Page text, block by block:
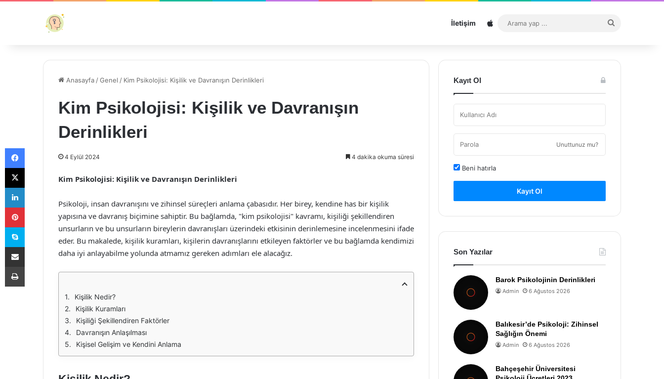
İletişim Sitemap
...
Anasayfa /Genel / Kim Psikolojisi: Kişilik ve Davranışın Derinlikleri
Kim Psikolojisi: Kişilik ve Davranışın
Derinlikleri
4 Eylül 2024 4 dakika okuma süresi
Kim Psikolojisi: Kişilik ve Davranışın Derinlikleri
Psikoloji, insan davranışını ve zihinsel süreçleri anlama çabasıdır. Her birey, kendine has bir kişilik
yapısına ve davranış biçimine sahiptir. Bu bağlamda, "kim psikolojisi" kavramı, kişiliği şekillendiren
unsurların ve bu unsurların bireylerin davranışları üzerindeki etkisinin derinlemesine incelenmesini ifade
eder. Bu makalede, kişilik kuramları, kişilerin davranışlarını etkileyen faktörler ve bu bağlamda kendimizi
daha iyi anlayabilme yolunda atmamız gereken adımları ele alacağız.
Kişilik Nedir?
Kişilik Kuramları
Kişiliği Şekillendiren Faktörler
Davranışın Anlaşılması
Kişisel Gelişim ve Kendini Anlama
Kayıt Ol
Unuttunuz mu?
Beni hatırla
Kayıt Ol
Son Yazılar
Barok Psikolojinin Derinlikleri
Admin 6 Ağustos 2026
Balıkesir’de Psikoloji: Zihinsel
Sağlığın Önemi
Admin 6 Ağustos 2026
Bahçeşehir Üniversitesi
Facebook
X
LinkedIn
Pinterest
Skype
E-Posta ile paylaş